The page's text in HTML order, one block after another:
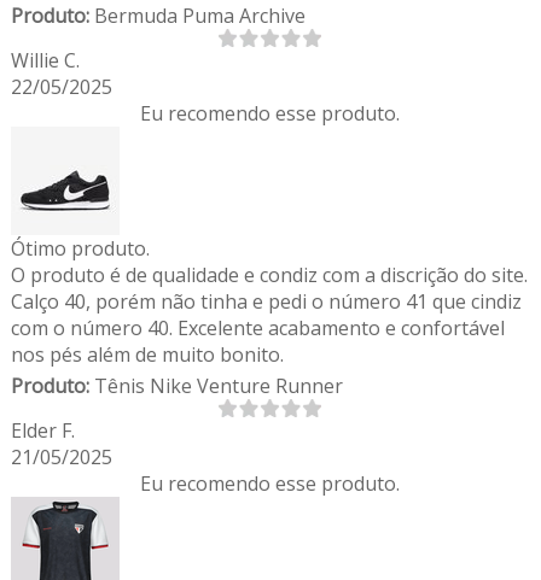
Produto:Bermuda Puma Archive
Willie C.
22/05/2025
Eu recomendo esse produto.
Ótimo produto.
O produto é de qualidade e condiz com a discrição do site.
Calço 40, porém não tinha e pedi o número 41 que cindiz
com o número 40. Excelente acabamento e confortável
nos pés além de muito bonito.
Produto:Tênis Nike Venture Runner
Elder F.
21/05/2025
Eu recomendo esse produto.